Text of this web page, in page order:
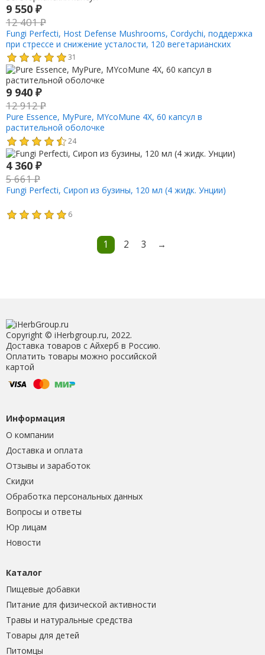
9 550 ₽
12 401₽
Fungi Perfecti, Host Defense Mushrooms, Cordychi, поддержка
при стрессе и снижение усталости, 120 вегетарианских
капсул
31
9 940 ₽
12 912₽
Pure Essence, MyPure, MYcoMune 4X, 60 капсул в
растительной оболочке
24
4 360 ₽
5 661₽
Fungi Perfecti, Сироп из бузины, 120 мл (4 жидк. Унции)
6
1 2 3 →
Copyright © iHerbgroup.ru, 2022.
Доставка товаров с Айхерб в Россию.
Оплатить товары можно российской
картой
Информация
О компании
Доставка и оплата
Отзывы и заработок
Скидки
Обработка персональных данных
Вопросы и ответы
Юр лицам
Новости
Каталог
Пищевые добавки
Питание для физической активности
Травы и натуральные средства
Товары для детей
Питомцы